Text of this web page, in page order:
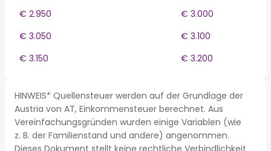
€ 2.950
€ 3.000
€ 3.050
€ 3.100
€ 3.150
€ 3.200
HINWEIS* Quellensteuer werden auf der Grundlage der
Austria von AT, Einkommensteuer berechnet. Aus
Vereinfachungsgründen wurden einige Variablen (wie
z. B. der Familienstand und andere) angenommen.
Dieses Dokument stellt keine rechtliche Verbindlichkeit